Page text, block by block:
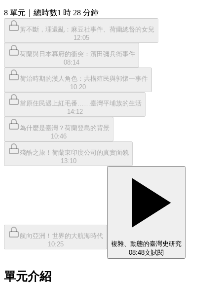
8 單元 ｜總時數1 時 28 分鐘
剪不斷，理還亂：麻豆社事件、荷蘭總督的女兒
12:05
荷蘭與日本幕府的衝突：濱田彌兵衛事件
08:14
荷治時期的漢人角色：共構殖民與郭懷一事件
10:20
當原住民遇上紅毛番……臺灣平埔族的生活
14:12
為什麼是臺灣？荷蘭登島的背景
10:46
殘酷之旅！荷蘭東印度公司的真實面貌
13:10
航向亞洲！世界的大航海時代
10:25
複雜、動態的臺灣史研究
08:48文試閱
單元介紹